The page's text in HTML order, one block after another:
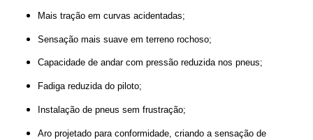
Mais tração em curvas acidentadas;
Sensação mais suave em terreno rochoso;
Capacidade de andar com pressão reduzida nos pneus;
Fadiga reduzida do piloto;
Instalação de pneus sem frustração;
Aro projetado para conformidade, criando a sensação de